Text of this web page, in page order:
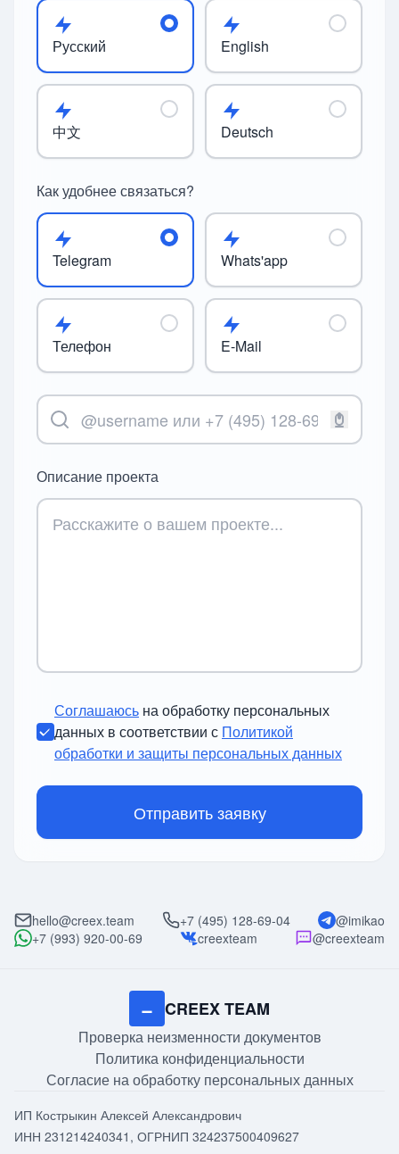
Русский English
中文 Deutsch
Как удобнее связаться?
Telegram Whats'app
Телефон E-Mail
Описание проекта
Соглашаюсь на обработку персональных
данных в соответствии с Политикой
обработки и защиты персональных данных
Отправить заявку
hello@creex.team +7 (495) 128-69-04
@imikao
+7 (993) 920-00-69
creexteam @creexteam
− CREEX TEAM
Проверка неизменности документов
Политика конфиденциальности
Согласие на обработку персональных данных
ИП Кострыкин Алексей Александрович
ИНН 231214240341, ОГРНИП 324237500409627